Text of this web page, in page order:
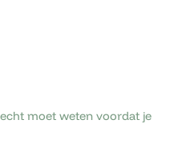
moet weten voordat je